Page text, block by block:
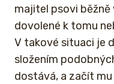
majitel psovi běžně
dovolené k tomu
V takové situaci je
složením
dostává, a začít